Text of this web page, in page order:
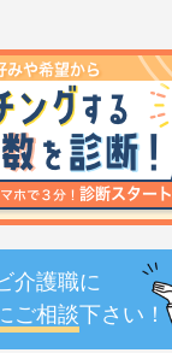
介護職に
ご相談下さい！